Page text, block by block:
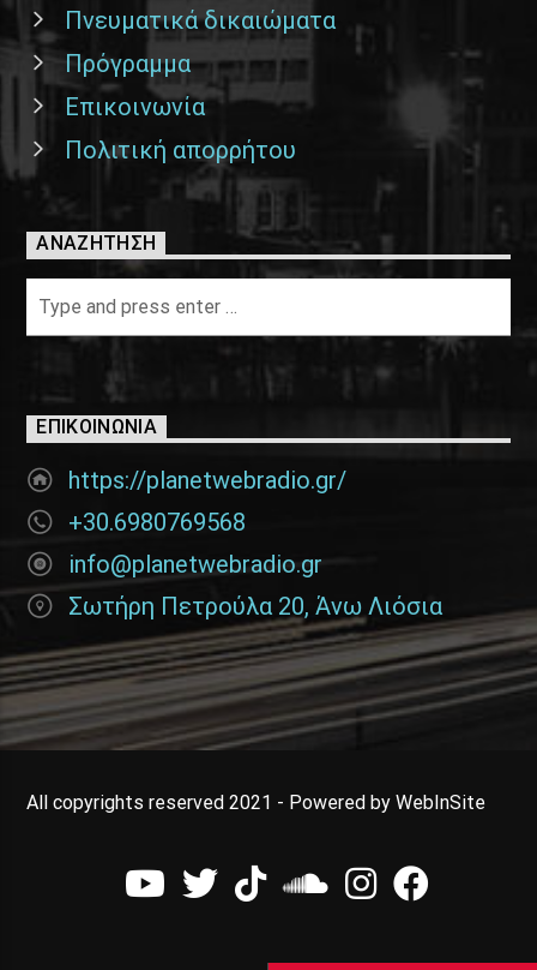
Πνευματικά δικαιώματα
Πρόγραμμα
Επικοινωνία
Πολιτική απορρήτου
ΑΝΑΖΉΤΗΣΗ
ΕΠΙΚΟΙΝΩΝΊΑ
https://planetwebradio.gr/
+30.6980769568
info@planetwebradio.gr
Σωτήρη Πετρούλα 20, Άνω Λιόσια
All copyrights reserved 2021 - Powered by WebInSite